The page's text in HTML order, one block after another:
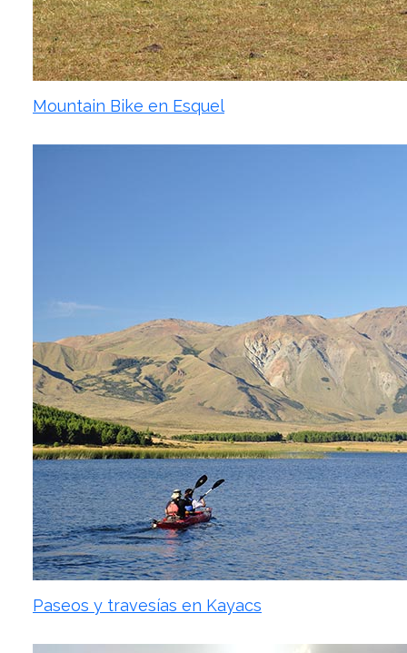
Mountain Bike en Esquel
Paseos y travesías en Kayacs